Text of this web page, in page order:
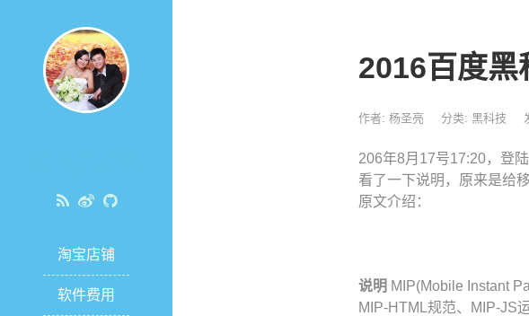
淘宝店铺
软件费用
2016百度黑
作者: 杨圣亮 分类: 黑科技
206年8月17号17:20，登
看了一下说明，原来是给
原文介绍：
说明 MIP(Mobile Instant
MIP-HTML规范、MIP-JS